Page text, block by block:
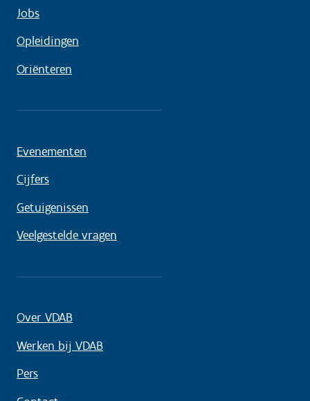
Jobs
Opleidingen
Oriënteren
Evenementen
Cijfers
Getuigenissen
Veelgestelde vragen
Over VDAB
Werken bij VDAB
Pers